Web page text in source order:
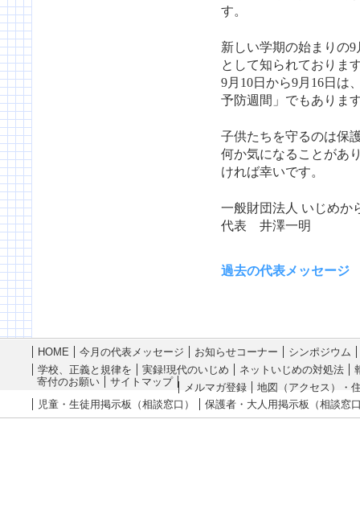
す。
新しい学期の始まりの
として知られておりま
9月10日から9月16日は
予防週間」でもありま
子供たちを守るのは保
何か気になることがあ
ければ幸いです。
一般財団法人 いじめか
代表 井澤一明
過去の代表メッセージ
HOME 今月の代表メッセージ お知らせコーナー
シンポジウム
学校、正義と規律を
実録!現代のいじめ ネットいじめの対処法
寄付のお願い
サイトマップ メルマガ登録
地図（アクセス）・
児童・生徒用掲示板（相談窓口）
保護者・大人用掲示板（相談窓